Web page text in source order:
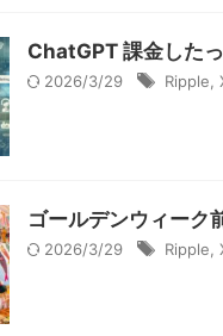
ChatGPT 課金したっ
2026/3/29 Ripple
ゴールデンウィーク
2026/3/29 Ripple